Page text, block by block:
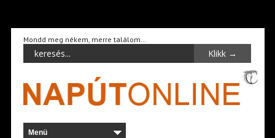
Mondd meg nékem, merre találom…